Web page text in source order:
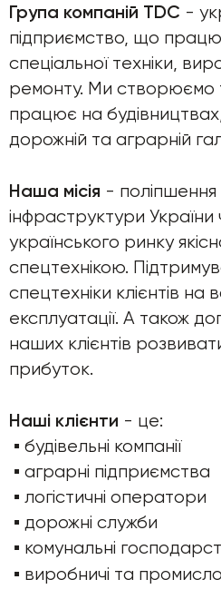
Група компаній TDC -
підприємство, що
спеціальної техніки,
ремонту. Ми створюємо
працює на
дорожній та аграрній
Наша місія -
інфраструктури
українського ринку
спецтехнікою.
спецтехніки клієнтів на
експлуатації. А також
наших клієнтів
прибуток.
Наші клієнти - це:
▪️ будівельні компанії
▪️ аграрні підприємства
▪️ логістичні оператори
▪️ дорожні служби
▪️ комунальні
▪️ виробничі та